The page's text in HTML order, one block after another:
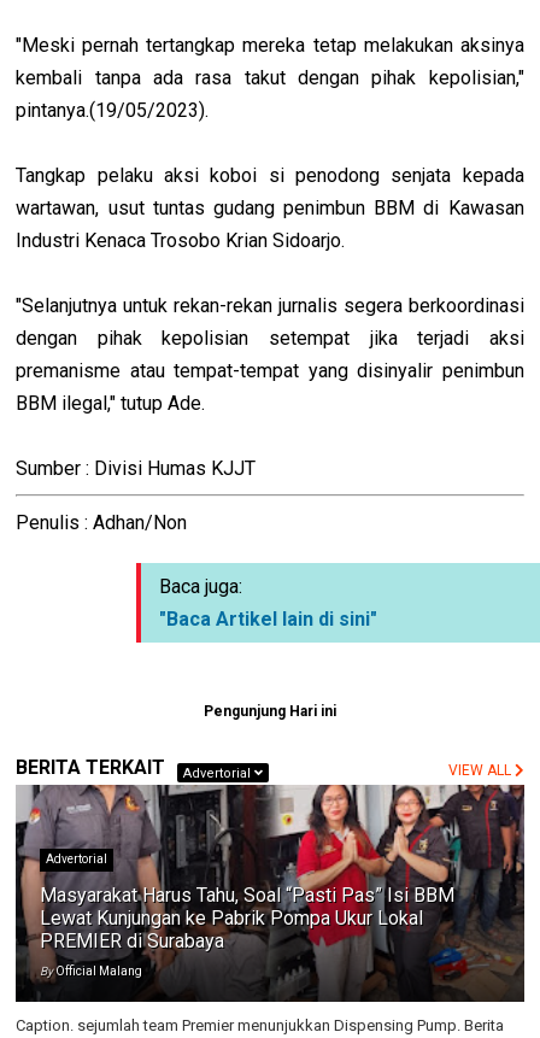
"Meski pernah tertangkap mereka tetap melakukan aksinya
kembali tanpa ada rasa takut dengan pihak kepolisian,"
pintanya.(19/05/2023).
Tangkap pelaku aksi koboi si penodong senjata kepada
wartawan, usut tuntas gudang penimbun BBM di Kawasan
Industri Kenaca Trosobo Krian Sidoarjo.
"Selanjutnya untuk rekan-rekan jurnalis segera berkoordinasi
dengan pihak kepolisian setempat jika terjadi aksi
premanisme atau tempat-tempat yang disinyalir penimbun
BBM ilegal," tutup Ade.
Sumber : Divisi Humas KJJT
Penulis : Adhan/Non
Baca juga:
"Baca Artikel lain di sini"
Pengunjung Hari ini
BERITA TERKAIT Advertorial VIEW ALL
Advertorial
Masyarakat Harus Tahu, Soal “Pasti Pas” Isi BBM
Lewat Kunjungan ke Pabrik Pompa Ukur Lokal
PREMIER di Surabaya
ByOfficial Malang
Caption. sejumlah team Premier menunjukkan Dispensing Pump. Berita